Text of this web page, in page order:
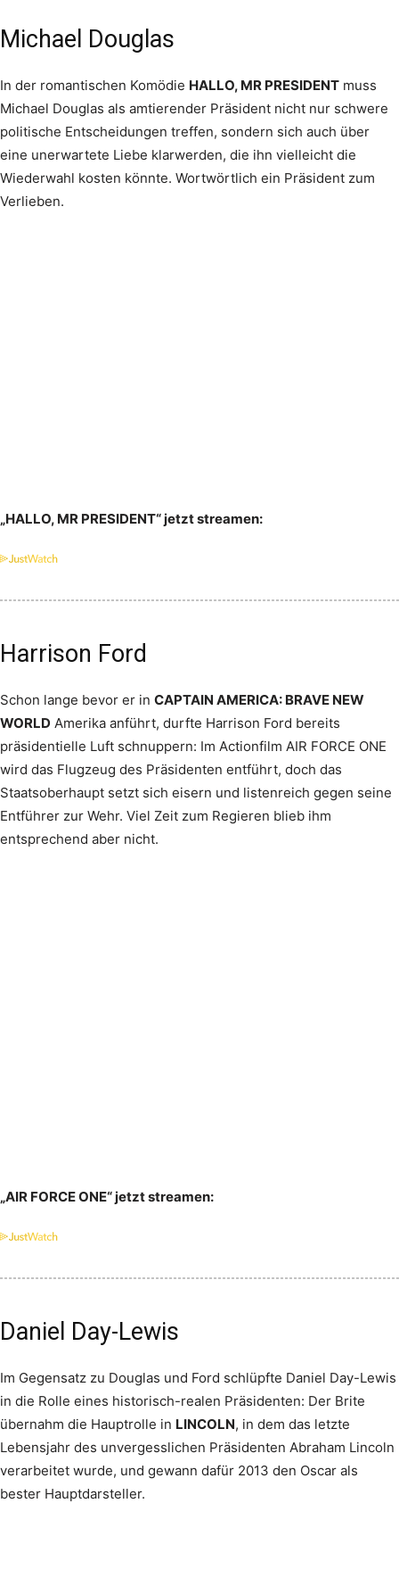
Michael Douglas
In der romantischen Komödie HALLO, MR PRESIDENT muss
Michael Douglas als amtierender Präsident nicht nur schwere
politische Entscheidungen treffen, sondern sich auch über
eine unerwartete Liebe klarwerden, die ihn vielleicht die
Wiederwahl kosten könnte. Wortwörtlich ein Präsident zum
Verlieben.
„HALLO, MR PRESIDENT“ jetzt streamen:
Harrison Ford
Schon lange bevor er in CAPTAIN AMERICA: BRAVE NEW
WORLD Amerika anführt, durfte Harrison Ford bereits
präsidentielle Luft schnuppern: Im Actionfilm AIR FORCE ONE
wird das Flugzeug des Präsidenten entführt, doch das
Staatsoberhaupt setzt sich eisern und listenreich gegen seine
Entführer zur Wehr. Viel Zeit zum Regieren blieb ihm
entsprechend aber nicht.
„AIR FORCE ONE“ jetzt streamen:
Daniel Day-Lewis
Im Gegensatz zu Douglas und Ford schlüpfte Daniel Day-Lewis
in die Rolle eines historisch-realen Präsidenten: Der Brite
übernahm die Hauptrolle in LINCOLN, in dem das letzte
Lebensjahr des unvergesslichen Präsidenten Abraham Lincoln
verarbeitet wurde, und gewann dafür 2013 den Oscar als
bester Hauptdarsteller.